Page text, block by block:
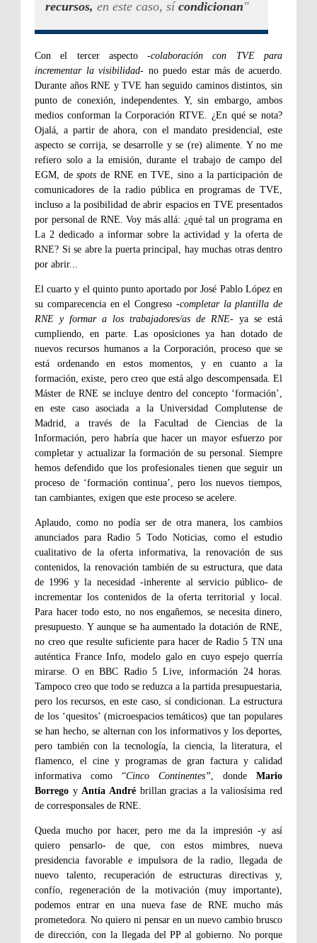
recursos, en este caso, sí condicionan"
Con el tercer aspecto -colaboración con TVE para
incrementar la visibilidad- no puedo estar más de acuerdo.
Durante años RNE y TVE han seguido caminos distintos, sin
punto de conexión, independentes. Y, sin embargo, ambos
medios conforman la Corporación RTVE. ¿En qué se nota?
Ojalá, a partir de ahora, con el mandato presidencial, este
aspecto se corrija, se desarrolle y se (re) alimente. Y no me
refiero solo a la emisión, durante el trabajo de campo del
EGM, despotsde RNE en TVE, sino a la participación de
comunicadores de la radio pública en programas de TVE,
incluso a la posibilidad de abrir espacios en TVE presentados
por personal de RNE. Voy más allá: ¿qué tal un programa en
La 2 dedicado a informar sobre la actividad y la oferta de
RNE? Si se abre la puerta principal, hay muchas otras dentro
por abrir...
El cuarto y el quinto punto aportado por José Pablo López en
su comparecencia en el Congreso -completar la plantilla de
RNE y formar a los trabajadores/as de RNE- ya se está
cumpliendo, en parte. Las oposiciones ya han dotado de
nuevos recursos humanos a la Corporación, proceso que se
está ordenando en estos momentos, y en cuanto a la
formación, existe, pero creo que está algo descompensada. El
Máster de RNE se incluye dentro del concepto ‘formación’,
en este caso asociada a la Universidad Complutense de
Madrid, a través de la Facultad de Ciencias de la
Información, pero habría que hacer un mayor esfuerzo por
completar y actualizar la formación de su personal. Siempre
hemos defendido que los profesionales tienen que seguir un
proceso de ‘formación continua’, pero los nuevos tiempos,
tan cambiantes, exigen que este proceso se acelere.
Aplaudo, como no podía ser de otra manera, los cambios
anunciados para Radio 5 Todo Noticias, como el estudio
cualitativo de la oferta informativa, la renovación de sus
contenidos, la renovación también de su estructura, que data
de 1996 y la necesidad -inherente al servicio público- de
incrementar los contenidos de la oferta territorial y local.
Para hacer todo esto, no nos engañemos, se necesita dinero,
presupuesto. Y aunque se ha aumentado la dotación de RNE,
no creo que resulte suficiente para hacer de Radio 5 TN una
auténtica France Info, modelo galo en cuyo espejo querría
mirarse. O en BBC Radio 5 Live, información 24 horas.
Tampoco creo que todo se reduzca a la partida presupuestaria,
pero los recursos, en este caso, sí condicionan. La estructura
de los ‘quesitos’ (microespacios temáticos) que tan populares
se han hecho, se alternan con los informativos y los deportes,
pero también con la tecnología, la ciencia, la literatura, el
flamenco, el cine y programas de gran factura y calidad
informativa como “Cinco Continentes” , donde Mario
Borrego y Antía André brillan gracias a la valiosísima red
de corresponsales de RNE.
Queda mucho por hacer, pero me da la impresión -y así
quiero pensarlo- de que, con estos mimbres, nueva
presidencia favorable e impulsora de la radio, llegada de
nuevo talento, recuperación de estructuras directivas y,
confío, regeneración de la motivación (muy importante),
podemos entrar en una nueva fase de RNE mucho más
prometedora. No quiero ni pensar en un nuevo cambio brusco
de dirección, con la llegada del PP al gobierno. No porque